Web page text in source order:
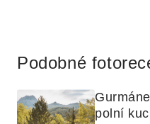
Podobné
polní